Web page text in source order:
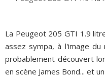
La Peugeot 205 GTI 1.9
assez sympa, à l'image du
probablement découvert
en scène James Bond... et